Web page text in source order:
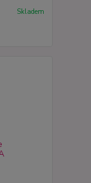
Skladem